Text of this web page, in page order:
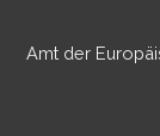
Amt der